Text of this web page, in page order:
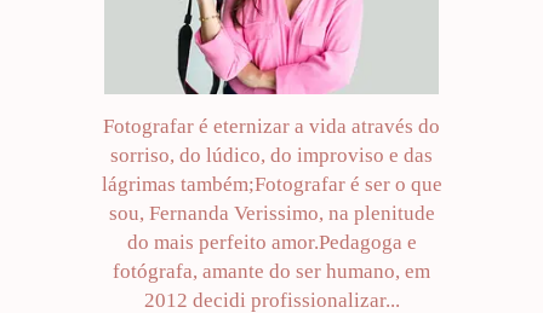
Fotografar é eternizar a vida através do
sorriso, do lúdico, do improviso e das
lágrimas também;Fotografar é ser o que
sou, Fernanda Verissimo, na plenitude
do mais perfeito amor.Pedagoga e
fotógrafa, amante do ser humano, em
2012 decidi profissionalizar...